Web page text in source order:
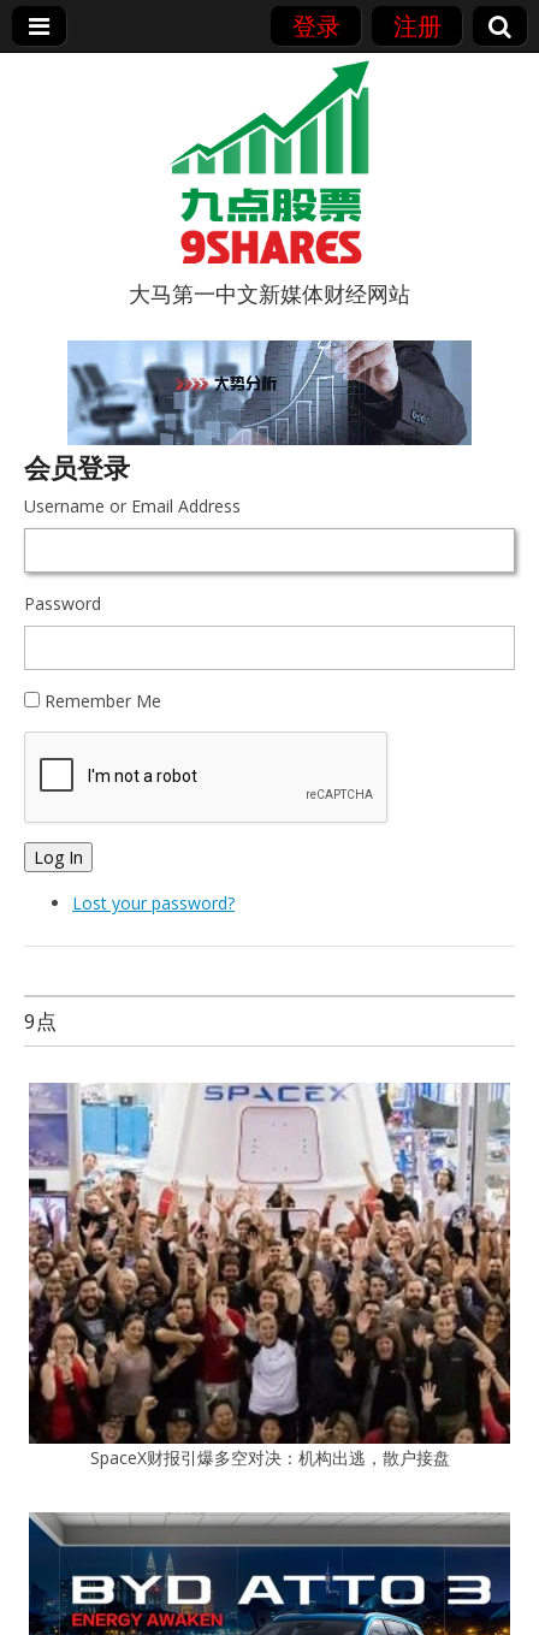
登录 注册
9点股票
大马第一中文新媒体财经网站
会员登录
Username or Email Address
Password
Remember Me
Log In
Lost your password?
9点
SpaceX财报引爆多空对决：机构出逃，散户接盘